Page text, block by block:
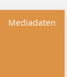
Mediadaten